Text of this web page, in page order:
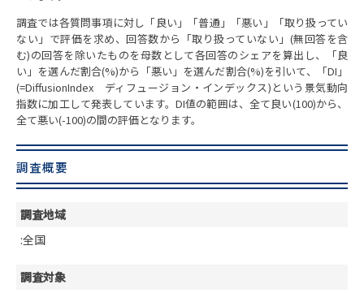
調査では各質問事項に対し「良い」「普通」「悪い」「取り扱ってい
ない」で評価を求め、回答数から「取り扱っていない」(無回答を含
む)の回答を除いたものを母数として各回答のシェアを算出し、「良
い」を選んだ割合(%)から「悪い」を選んだ割合(%)を引いて、「DI」
(=DiffusionIndex ディフュージョン・インデックス)という景気動向
指数に加工して発表しています。DI値の範囲は、全て良い(100)から、
全て悪い(-100)の間の評価となります。
調査概要
調査地域
:全国
調査対象